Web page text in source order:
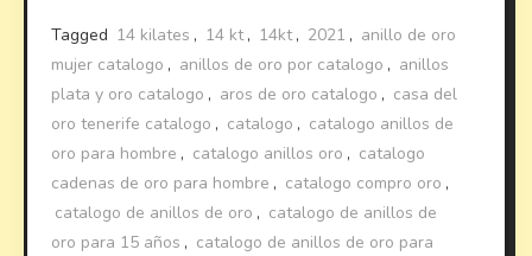
Tagged 14 kilates , 14 kt, 14kt, 2021 , anillo de oro
mujer catalogo , anillos de oro por catalogo , anillos
plata y oro catalogo , aros de oro catalogo , casa del
oro tenerife catalogo , catalogo , catalogo anillos de
oro para hombre , catalogo anillos oro , catalogo
cadenas de oro para hombre , catalogo compro oro ,
catalogo de anillos de oro , catalogo de anillos de
oro para 15 años , catalogo de anillos de oro para